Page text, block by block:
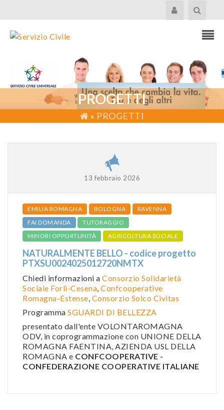
PROGETTI
» PROGETTI
13 febbraio 2026
EMILIA ROMAGNA BOLOGNA
RAVENNA
FAI DOMANDA
TUTORAGGIO
MINORI OPPORTUNITÀ
AGRICOLTURA SOCIALE
NATURALMENTE BELLO - codice progetto
PTXSU0024025012720NMTX
Chiedi informazioni a Consorzio Solidarietà
Sociale Forlì-Cesena, Confcooperative
Romagna-Estense, Consorzio Solco Civitas
Programma SGUARDI DI BELLEZZA
presentato dall'ente VOLONTAROMAGNA
ODV, in coprogrammazione con UNIONE DELLA
ROMAGNA FAENTINA, AZIENDA USL DELLA
ROMAGNA e CONFCOOPERATIVE -
CONFEDERAZIONE COOPERATIVE ITALIANE